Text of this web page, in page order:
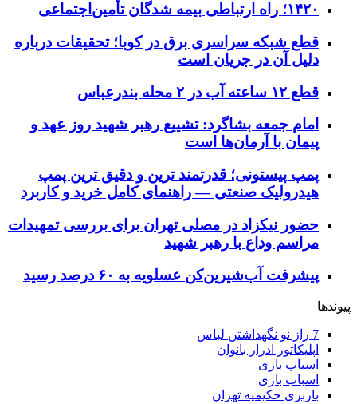
۱۴۲۰؛ راه ارتباطی بیمه شدگان تأمین‌اجتماعی
قطع شبکه سراسری برق در کوبا؛ تحقیقات درباره
دلیل آن در جریان است
قطع ۱۲ ساعته آب در ۲ محله بندرعباس
امام جمعه بشاگرد: تشییع رهبر شهید روز عهد و
پیمان با آرمان‌ها است
پمپ پیستونی؛ قدرتمند ترین و دقیق‌ ترین پمپ
هیدرولیک صنعتی — راهنمای کامل خرید و کاربرد
حضور نیکزاد در مصلی تهران برای بررسی تمهیدات
مراسم وداع با رهبر شهید
پیشرفت آب‌شیرین‌کن عسلویه به ۶۰ درصد رسید
پیوندها
7 راز نو نگهداشتن لباس
اپلیکاتور ادرار بانوان
اسباب بازی
اسباب بازی
باربری حکیمیه تهران